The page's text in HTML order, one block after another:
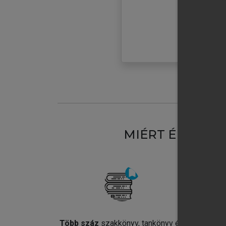
MIÉRT
Több száz szakkönyv, tankönyv és